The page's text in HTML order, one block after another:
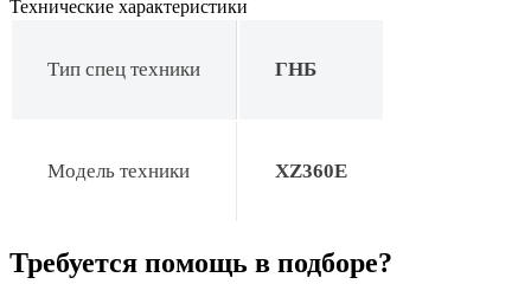
Технические характеристики
Тип спец техники ГНБ
Модель техники XZ360E
Требуется помощь в подборе?